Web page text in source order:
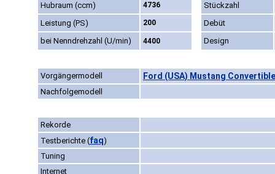
Hubraum (ccm)
4736
Stückzahl
Leistung (PS)
200
Debüt
bei Nenndrehzahl (U/min)
4400 Design
Vorgängermodell Ford (USA) Mustang
Nachfolgemodell
Rekorde
Testberichte (faq)
Tuning
Internet